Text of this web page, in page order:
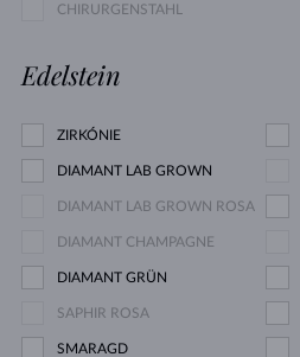
CHIRURGENSTAHL
Edelstein
ZIRKÓNIE
DIAMANT LAB GROWN
DIAMANT LAB GROWN ROSA
DIAMANT CHAMPAGNE
DIAMANT GRÜN
SAPHIR ROSA
SMARAGD